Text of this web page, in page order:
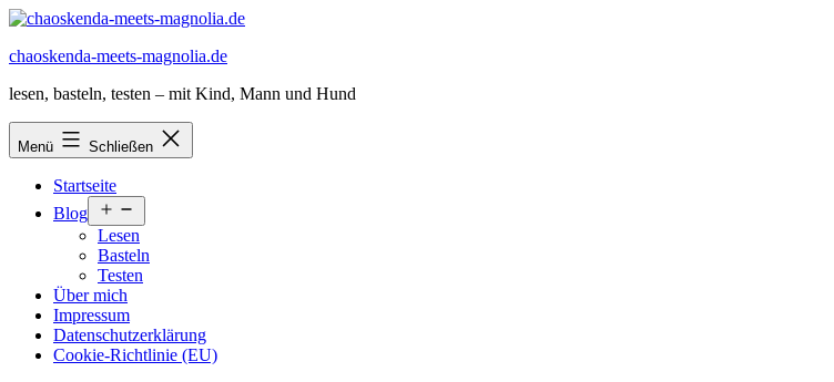
Zum
springen
chaoskenda-meets-magnolia.de
lesen, basteln, testen – mit Kind, Mann und Hund
Menü Schließen
Startseite
Blog
öffnen
Lesen
Basteln
Testen
Über mich
Impressum
Datenschutzerklärung
Cookie-Richtlinie (EU)